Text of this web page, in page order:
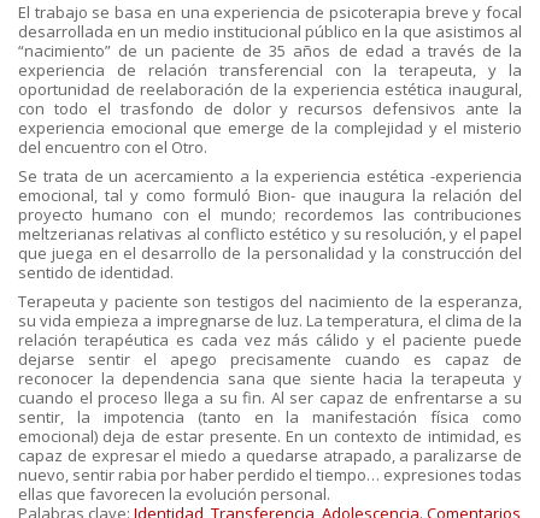
El trabajo se basa en una experiencia de psicoterapia breve y focal
desarrollada en un medio institucional público en la que asistimos al
“nacimiento” de un paciente de 35 años de edad a través de la
experiencia de relación transferencial con la terapeuta, y la
oportunidad de reelaboración de la experiencia estética inaugural,
con todo el trasfondo de dolor y recursos defensivos ante la
experiencia emocional que emerge de la complejidad y el misterio
del encuentro con el Otro.
Se trata de un acercamiento a la experiencia estética -experiencia
emocional, tal y como formuló Bion- que inaugura la relación del
proyecto humano con el mundo; recordemos las contribuciones
meltzerianas relativas al conflicto estético y su resolución, y el papel
que juega en el desarrollo de la personalidad y la construcción del
sentido de identidad.
Terapeuta y paciente son testigos del nacimiento de la esperanza,
su vida empieza a impregnarse de luz. La temperatura, el clima de la
relación terapéutica es cada vez más cálido y el paciente puede
dejarse sentir el apego precisamente cuando es capaz de
reconocer la dependencia sana que siente hacia la terapeuta y
cuando el proceso llega a su fin. Al ser capaz de enfrentarse a su
sentir, la impotencia (tanto en la manifestación física como
emocional) deja de estar presente. En un contexto de intimidad, es
capaz de expresar el miedo a quedarse atrapado, a paralizarse de
nuevo, sentir rabia por haber perdido el tiempo… expresiones todas
ellas que favorecen la evolución personal.
Palabras clave: Identidad Transferencia Adolescencia. Comentarios